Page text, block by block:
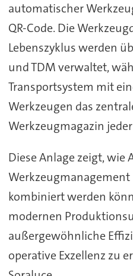
automatischer
QR-Code. Die
Lebenszyklus werden
und TDM verwaltet,
Transportsystem mit
Werkzeugen das
Werkzeugmagazin
Diese Anlage zeigt, wie
kombiniert werden
modernen
außergewöhnliche
operative Exzellenz zu